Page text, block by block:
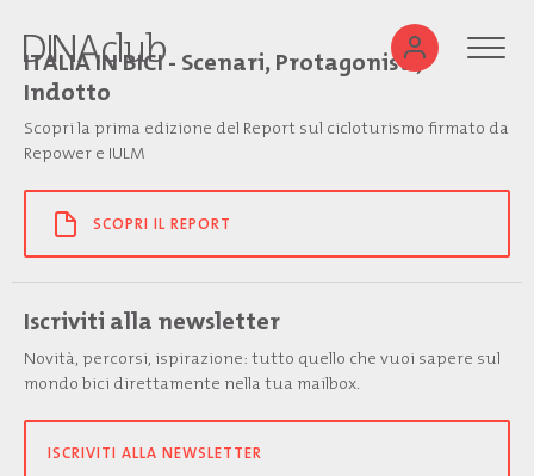
ITALIA IN BICI - Scenari, Protagonisti,
Indotto
Scopri la prima edizione del Report sul cicloturismo firmato da
Repower e IULM
SCOPRI IL REPORT
Iscriviti alla newsletter
Novità, percorsi, ispirazione: tutto quello che vuoi sapere sul
mondo bici direttamente nella tua mailbox.
ISCRIVITI ALLA NEWSLETTER